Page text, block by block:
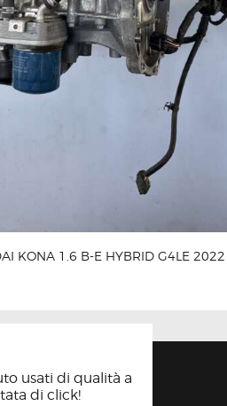
KONA 1.6 B-E HYBRID G4LE
usati di qualità a
di click!